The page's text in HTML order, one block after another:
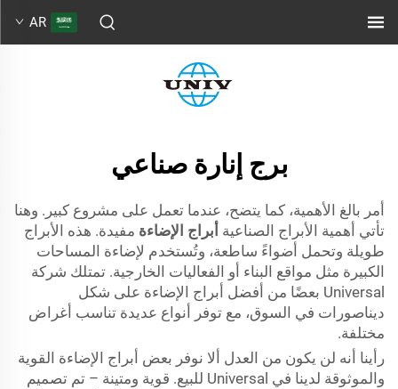
AR
برج إنارة صناعي
أمر بالغ الأهمية، كما يتضح، عندما تعمل على مشروع كبير. وهنا
تأتي أهمية الأبراج الصناعية أبراج الإضاءة مفيدة. هذه الأبراج
طويلة وتحمل أضواءً ساطعة، وتُستخدم لإضاءة المساحات
الكبيرة مثل مواقع البناء أو الفعاليات الخارجية. تمتلك شركة
Universal بعضًا من أفضل أبراج الإضاءة على شكل
ديناصورات في السوق، مع توفر أنواع عديدة تناسب أغراض
مختلفة.
رأينا أنه لن يكون من العدل ألا نوفر بعض أبراج الإضاءة القوية
والموثوقة لدينا في Universal للبيع. قوية ومتينة – تم تصميم